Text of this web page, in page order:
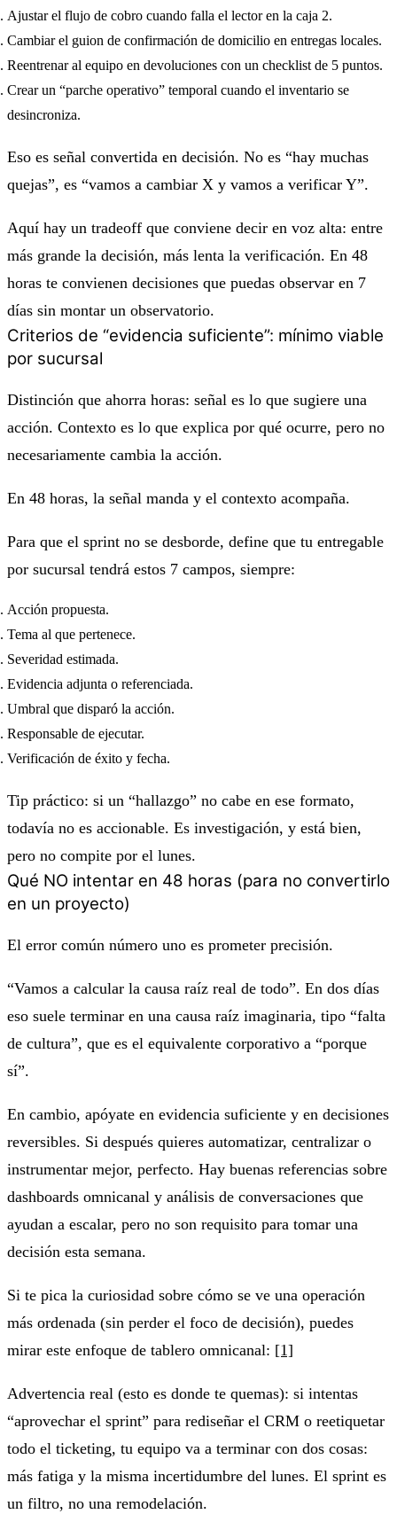
Ajustar el flujo de cobro cuando falla el lector en la caja 2.
Cambiar el guion de confirmación de domicilio en entregas locales.
Reentrenar al equipo en devoluciones con un checklist de 5 puntos.
Crear un “parche operativo” temporal cuando el inventario se
desincroniza.
Eso es señal convertida en decisión. No es “hay muchas
quejas”, es “vamos a cambiar X y vamos a verificar Y”.
Aquí hay un tradeoff que conviene decir en voz alta: entre
más grande la decisión, más lenta la verificación. En 48
horas te convienen decisiones que puedas observar en 7
días sin montar un observatorio.
Criterios de “evidencia suficiente”: mínimo viable
por sucursal
Distinción que ahorra horas: señal es lo que sugiere una
acción. Contexto es lo que explica por qué ocurre, pero no
necesariamente cambia la acción.
En 48 horas, la señal manda y el contexto acompaña.
Para que el sprint no se desborde, define que tu entregable
por sucursal tendrá estos 7 campos, siempre:
Acción propuesta.
Tema al que pertenece.
Severidad estimada.
Evidencia adjunta o referenciada.
Umbral que disparó la acción.
Responsable de ejecutar.
Verificación de éxito y fecha.
Tip práctico: si un “hallazgo” no cabe en ese formato,
todavía no es accionable. Es investigación, y está bien,
pero no compite por el lunes.
Qué NO intentar en 48 horas (para no convertirlo
en un proyecto)
El error común número uno es prometer precisión.
“Vamos a calcular la causa raíz real de todo”. En dos días
eso suele terminar en una causa raíz imaginaria, tipo “falta
de cultura”, que es el equivalente corporativo a “porque
sí”.
En cambio, apóyate en evidencia suficiente y en decisiones
reversibles. Si después quieres automatizar, centralizar o
instrumentar mejor, perfecto. Hay buenas referencias sobre
dashboards omnicanal y análisis de conversaciones que
ayudan a escalar, pero no son requisito para tomar una
decisión esta semana.
Si te pica la curiosidad sobre cómo se ve una operación
más ordenada (sin perder el foco de decisión), puedes
mirar este enfoque de tablero omnicanal: [1]
Advertencia real (esto es donde te quemas): si intentas
“aprovechar el sprint” para rediseñar el CRM o reetiquetar
todo el ticketing, tu equipo va a terminar con dos cosas:
más fatiga y la misma incertidumbre del lunes. El sprint es
un filtro, no una remodelación.